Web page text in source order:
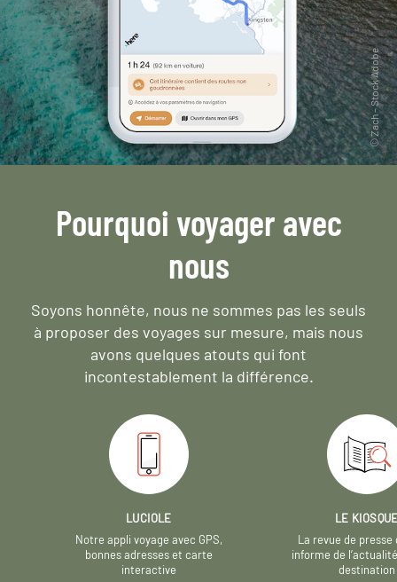
Pourquoi voyager avec
nous
Soyons honnête, nous ne sommes pas les seuls
à proposer des voyages sur mesure, mais nous
avons quelques atouts qui font
incontestablement la différence.
LUCIOLE
Notre appli voyage avec GPS,
bonnes adresses et carte
interactive
LE
La revue de presse
informe de
destination